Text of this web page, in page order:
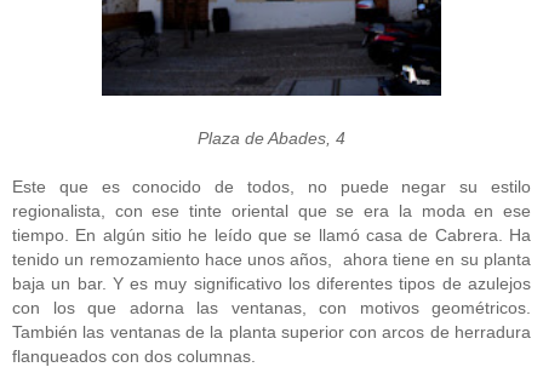
Plaza de Abades, 4
Este que es conocido de todos, no puede negar su estilo
regionalista, con ese tinte oriental que se era la moda en ese
tiempo. En algún sitio he leído que se llamó casa de Cabrera. Ha
tenido un remozamiento hace unos años, ahora tiene en su planta
baja un bar. Y es muy significativo los diferentes tipos de azulejos
con los que adorna las ventanas, con motivos geométricos.
También las ventanas de la planta superior con arcos de herradura
flanqueados con dos columnas.